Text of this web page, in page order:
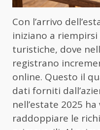
Con l’arrivo
iniziano a
turistiche, dove
registrano
online. Questo il
dati forniti
nell’estate 2025
raddoppiare le